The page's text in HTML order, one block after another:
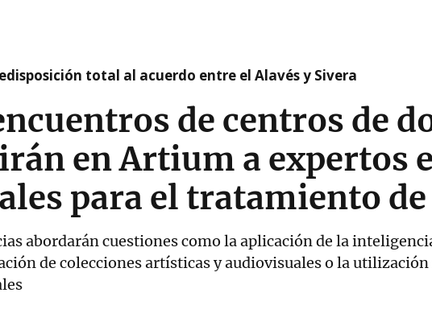
total al acuerdo entre el Alavés y Sivera
de centros de
en Artium a expertos
para el tratamiento
abordarán cuestiones como la aplicación de la
de colecciones artísticas y audiovisuales o la